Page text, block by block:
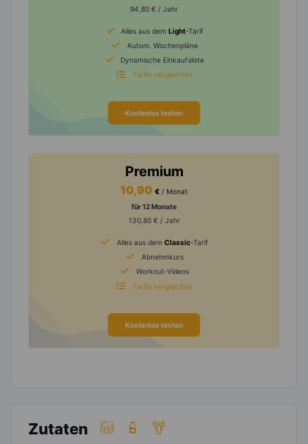
94,80 € / Jahr
Alles aus dem Light-Tarif
Autom. Wochenpläne
Dynamische Einkaufsliste
Tarife vergleichen
Kostenlos testen
Premium
10,90 € / Monat
für 12 Monate
130,80 € / Jahr
Alles aus dem Classic-Tarif
Abnehmkurs
Workout-Videos
Tarife vergleichen
Kostenlos testen
Zutaten